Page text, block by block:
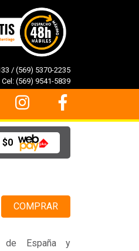
/ (569) 5370-2235
(569) 9541-5839
$0
COMPRAR
de España y